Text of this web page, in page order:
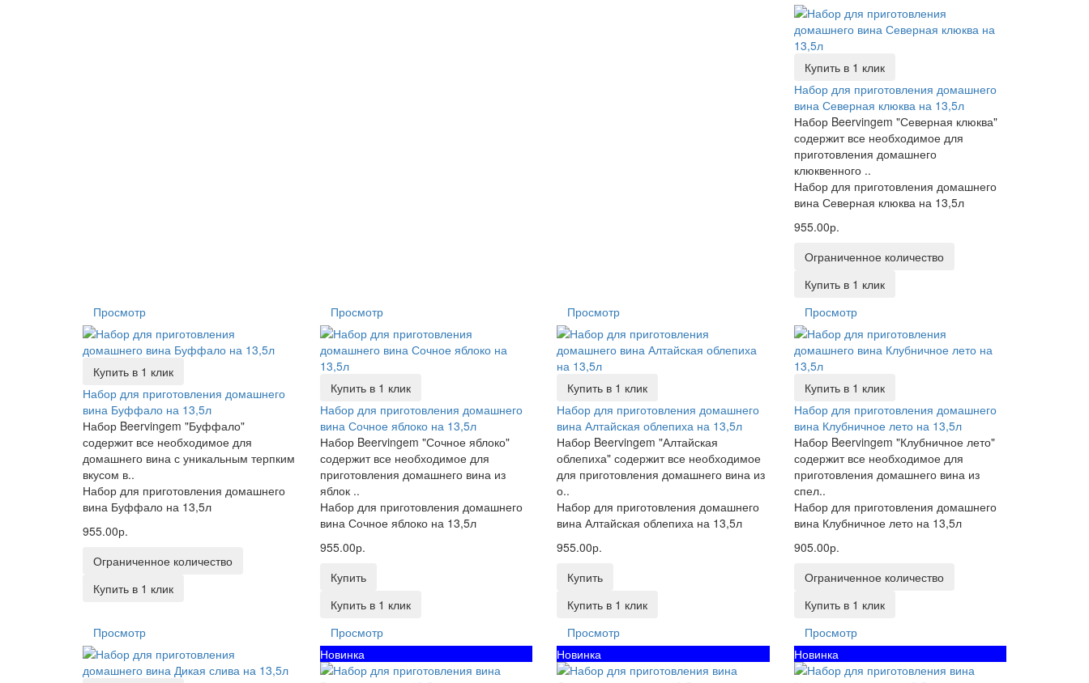
Купить в 1 клик
Набор для приготовления домашнего
вина Северная клюква на 13,5л
Набор Beervingem "Северная клюква"
содержит все необходимое для
приготовления домашнего
клюквенного ..
Набор для приготовления домашнего
вина Северная клюква на 13,5л
955.00р.
Ограниченное количество
Купить в 1 клик
Просмотр
Купить в 1 клик
Набор для приготовления домашнего
вина Буффало на 13,5л
Набор Beervingem "Буффало"
содержит все необходимое для
домашнего вина с уникальным терпким
вкусом в..
Набор для приготовления домашнего
вина Буффало на 13,5л
955.00р.
Ограниченное количество
Купить в 1 клик
Просмотр
Купить в 1 клик
Набор для приготовления домашнего
вина Сочное яблоко на 13,5л
Набор Beervingem "Сочное яблоко"
содержит все необходимое для
приготовления домашнего вина из
яблок ..
Набор для приготовления домашнего
вина Сочное яблоко на 13,5л
955.00р.
Купить
Купить в 1 клик
Просмотр
Купить в 1 клик
Набор для приготовления домашнего
вина Алтайская облепиха на 13,5л
Набор Beervingem "Алтайская
облепиха" содержит все необходимое
для приготовления домашнего вина из
о..
Набор для приготовления домашнего
вина Алтайская облепиха на 13,5л
955.00р.
Купить
Купить в 1 клик
Просмотр
Купить в 1 клик
Набор для приготовления домашнего
вина Клубничное лето на 13,5л
Набор Beervingem "Клубничное лето"
содержит все необходимое для
приготовления домашнего вина из
спел..
Набор для приготовления домашнего
вина Клубничное лето на 13,5л
905.00р.
Ограниченное количество
Купить в 1 клик
Просмотр
Просмотр
Новинка
Просмотр
Новинка
Просмотр
Новинка